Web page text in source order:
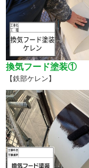
換気フード塗装①
【鉄部ケレン】